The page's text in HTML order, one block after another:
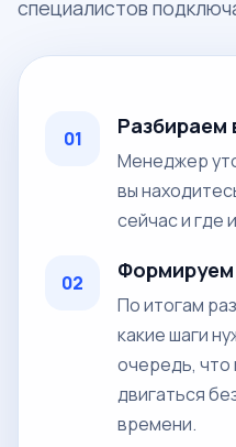
специалистов
01 Разбираем
Менеджер
вы
сейчас и где
02
По итогам
какие шаги
очередь, что
двигаться
времени.